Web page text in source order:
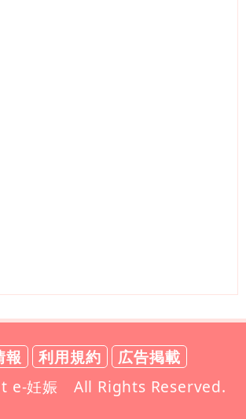
報 利用規約
広告掲載
e-妊娠 All Rights Reserved.